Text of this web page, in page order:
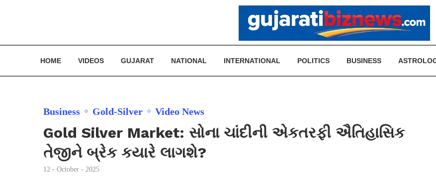
HOME VIDEOS GUJARAT NATIONAL INTERNATIONAL POLITICS BUSINESS
Business Gold-Silver Video News
Gold Silver Market: સોના ચાંદીની એકતરફી ઐતિહાસિક
તેજીને બ્રેક કયારે લાગશે?
12 - October - 2025